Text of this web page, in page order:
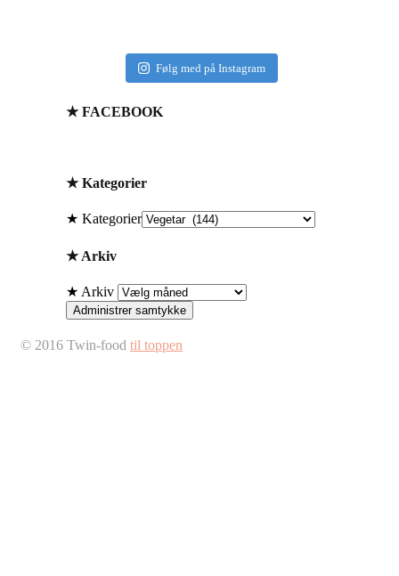
Følg med på Instagram
★ FACEBOOK
★ Kategorier
★ Kategorier
★ Arkiv
★ Arkiv
Administrer samtykke
© 2016 Twin-food til toppen